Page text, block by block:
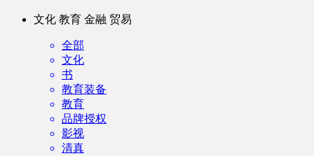
文化 教育 金融 贸易
全部
文化
书
教育装备
教育
品牌授权
影视
清真